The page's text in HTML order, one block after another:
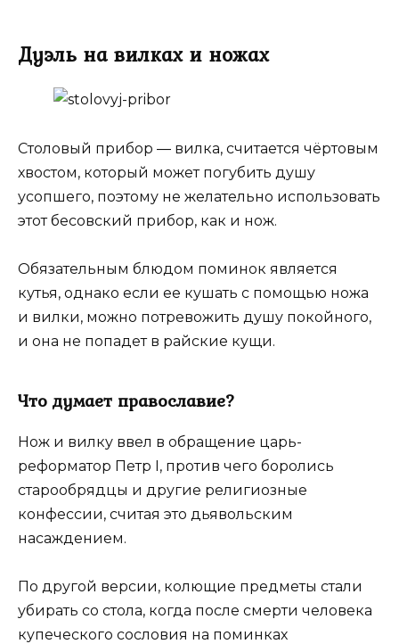
Дуэль на вилках и ножах
Столовый прибор ― вилка, считается чёртовым
хвостом, который может погубить душу
усопшего, поэтому не желательно использовать
этот бесовский прибор, как и нож.
Обязательным блюдом поминок является
кутья, однако если ее кушать с помощью ножа
и вилки, можно потревожить душу покойного,
и она не попадет в райские кущи.
Что думает православие?
Нож и вилку ввел в обращение царь-
реформатор Петр I, против чего боролись
старообрядцы и другие религиозные
конфессии, считая это дьявольским
насаждением.
По другой версии, колющие предметы стали
убирать со стола, когда после смерти человека
купеческого сословия на поминках